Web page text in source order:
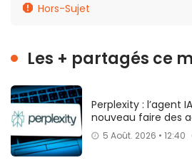
Hors-Sujet
Les + partagés ce
Perplexity : l’agent
nouveau faire des
5 Août. 2026 • 12:40